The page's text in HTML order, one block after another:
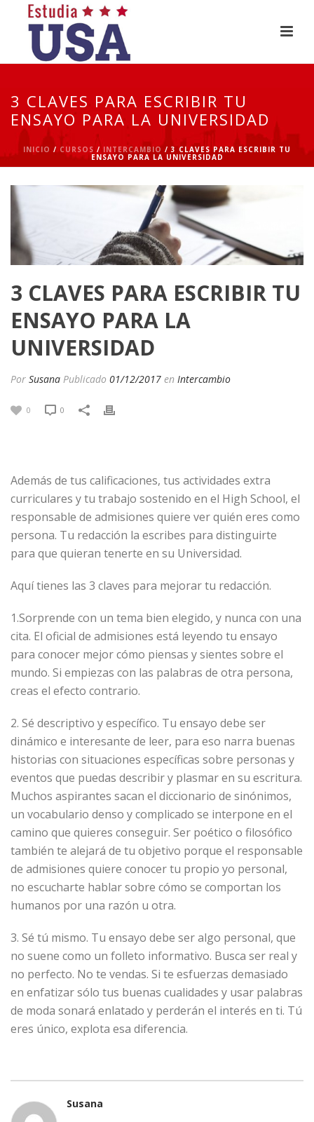
3 CLAVES PARA ESCRIBIR TU
ENSAYO PARA LA UNIVERSIDAD
INICIO / CURSOS / INTERCAMBIO / 3 CLAVES PARA ESCRIBIR TU
ENSAYO PARA LA UNIVERSIDAD
3 CLAVES PARA ESCRIBIR TU
ENSAYO PARA LA
UNIVERSIDAD
Por Susana Publicado 01/12/2017 en Intercambio
0 0
Además de tus calificaciones, tus actividades extra
curriculares y tu trabajo sostenido en el High School, el
responsable de admisiones quiere ver quién eres como
persona. Tu redacción la escribes para distinguirte
para que quieran tenerte en su Universidad.
Aquí tienes las 3 claves para mejorar tu redacción.
1.Sorprende con un tema bien elegido, y nunca con una
cita. El oficial de admisiones está leyendo tu ensayo
para conocer mejor cómo piensas y sientes sobre el
mundo. Si empiezas con las palabras de otra persona,
creas el efecto contrario.
2. Sé descriptivo y específico. Tu ensayo debe ser
dinámico e interesante de leer, para eso narra buenas
historias con situaciones específicas sobre personas y
eventos que puedas describir y plasmar en su escritura.
Muchos aspirantes sacan el diccionario de sinónimos,
un vocabulario denso y complicado se interpone en el
camino que quieres conseguir. Ser poético o filosófico
también te alejará de tu objetivo porque el responsable
de admisiones quiere conocer tu propio yo personal,
no escucharte hablar sobre cómo se comportan los
humanos por una razón u otra.
3. Sé tú mismo. Tu ensayo debe ser algo personal, que
no suene como un folleto informativo. Busca ser real y
no perfecto. No te vendas. Si te esfuerzas demasiado
en enfatizar sólo tus buenas cualidades y usar palabras
de moda sonará enlatado y perderán el interés en ti. Tú
eres único, explota esa diferencia.
Susana